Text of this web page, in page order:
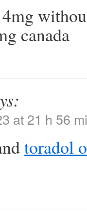
4mg
canada
at 21 h 56
toradol